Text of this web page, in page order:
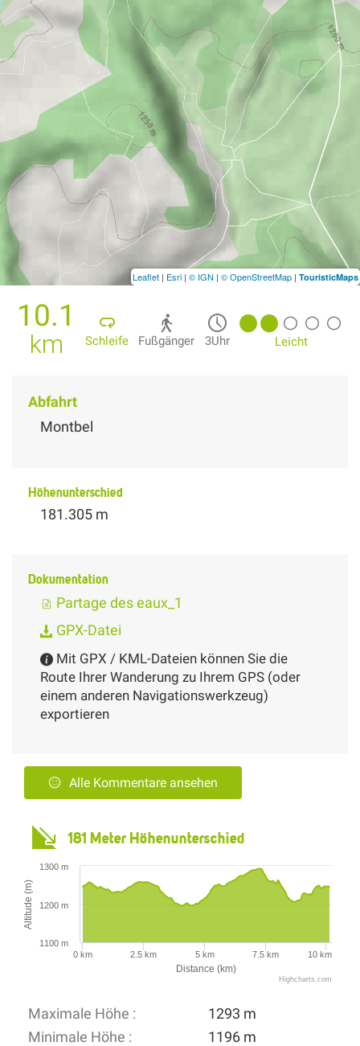
10.1
km Schleife Fußgänger 3Uhr Leicht
Abfahrt
Montbel
Höhenunterschied
181.305 m
Dokumentation
Partage des eaux_1
GPX-Datei
Mit GPX / KML-Dateien können Sie die
Route Ihrer Wanderung zu Ihrem GPS (oder
einem anderen Navigationswerkzeug)
exportieren
Alle Kommentare ansehen
181 Meter Höhenunterschied
Distance (km)
Altitude (m)
0 km 2.5 km 5 km 7.5 km 10 km
1200 m
1300 m
1100 m
Highcharts.com
Maximale Höhe :
1293 m
Minimale Höhe :
1196 m
Leaflet | Esri | © IGN | © OpenStreetMap | TouristicMaps